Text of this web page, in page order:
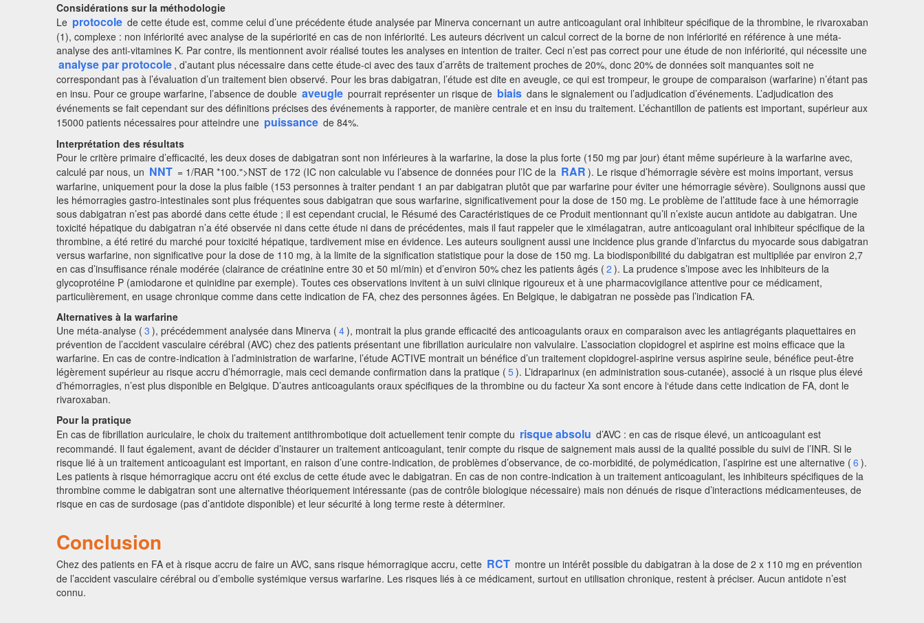
Considérations sur la méthodologie
Le protocole de cette étude est, comme celui d’une précédente étude analysée par Minerva concernant un autre anticoagulant oral inhibiteur spécifique de la thrombine, le rivaroxaban
(1), complexe : non infériorité avec analyse de la supériorité en cas de non infériorité. Les auteurs décrivent un calcul correct de la borne de non infériorité en référence à une méta-
analyse des anti-vitamines K. Par contre, ils mentionnent avoir réalisé toutes les analyses en intention de traiter. Ceci n’est pas correct pour une étude de non infériorité, qui nécessite une
analyse par protocole , d’autant plus nécessaire dans cette étude-ci avec des taux d’arrêts de traitement proches de 20%, donc 20% de données soit manquantes soit ne
correspondant pas à l’évaluation d’un traitement bien observé. Pour les bras dabigatran, l’étude est dite en aveugle, ce qui est trompeur, le groupe de comparaison (warfarine) n’étant pas
en insu. Pour ce groupe warfarine, l’absence de double aveugle pourrait représenter un risque de biais dans le signalement ou l’adjudication d’événements. L’adjudication des
événements se fait cependant sur des définitions précises des événements à rapporter, de manière centrale et en insu du traitement. L’échantillon de patients est important, supérieur aux
15000 patients nécessaires pour atteindre une puissance de 84%.
Interprétation des résultats
Pour le critère primaire d’efficacité, les deux doses de dabigatran sont non inférieures à la warfarine, la dose la plus forte (150 mg par jour) étant même supérieure à la warfarine avec,
calculé par nous, un NNT = 1/RAR *100.">NST de 172 (IC non calculable vu l’absence de données pour l’IC de la RAR ). Le risque d’hémorragie sévère est moins important, versus
warfarine, uniquement pour la dose la plus faible (153 personnes à traiter pendant 1 an par dabigatran plutôt que par warfarine pour éviter une hémorragie sévère). Soulignons aussi que
les hémorragies gastro-intestinales sont plus fréquentes sous dabigatran que sous warfarine, significativement pour la dose de 150 mg. Le problème de l’attitude face à une hémorragie
sous dabigatran n’est pas abordé dans cette étude ; il est cependant crucial, le Résumé des Caractéristiques de ce Produit mentionnant qu’il n’existe aucun antidote au dabigatran. Une
toxicité hépatique du dabigatran n’a été observée ni dans cette étude ni dans de précédentes, mais il faut rappeler que le ximélagatran, autre anticoagulant oral inhibiteur spécifique de la
thrombine, a été retiré du marché pour toxicité hépatique, tardivement mise en évidence. Les auteurs soulignent aussi une incidence plus grande d’infarctus du myocarde sous dabigatran
versus warfarine, non significative pour la dose de 110 mg, à la limite de la signification statistique pour la dose de 150 mg. La biodisponibilité du dabigatran est multipliée par environ 2,7
en cas d’insuffisance rénale modérée (clairance de créatinine entre 30 et 50 ml/min) et d’environ 50% chez les patients âgés ( 2 ). La prudence s’impose avec les inhibiteurs de la
glycoprotéine P (amiodarone et quinidine par exemple). Toutes ces observations invitent à un suivi clinique rigoureux et à une pharmacovigilance attentive pour ce médicament,
particulièrement, en usage chronique comme dans cette indication de FA, chez des personnes âgées. En Belgique, le dabigatran ne possède pas l’indication FA.
Alternatives à la warfarine
Une méta-analyse ( 3 ), précédemment analysée dans Minerva ( 4), montrait la plus grande efficacité des anticoagulants oraux en comparaison avec les antiagrégants plaquettaires en
prévention de l’accident vasculaire cérébral (AVC) chez des patients présentant une fibrillation auriculaire non valvulaire. L’association clopidogrel et aspirine est moins efficace que la
warfarine. En cas de contre-indication à l’administration de warfarine, l’étude ACTIVE montrait un bénéfice d’un traitement clopidogrel-aspirine versus aspirine seule, bénéfice peut-être
légèrement supérieur au risque accru d’hémorragie, mais ceci demande confirmation dans la pratique ( 5). L’idraparinux (en administration sous-cutanée), associé à un risque plus élevé
d’hémorragies, n’est plus disponible en Belgique. D’autres anticoagulants oraux spécifiques de la thrombine ou du facteur Xa sont encore à l‘étude dans cette indication de FA, dont le
rivaroxaban.
Pour la pratique
En cas de fibrillation auriculaire, le choix du traitement antithrombotique doit actuellement tenir compte du risque absolu d’AVC : en cas de risque élevé, un anticoagulant est
recommandé. Il faut également, avant de décider d’instaurer un traitement anticoagulant, tenir compte du risque de saignement mais aussi de la qualité possible du suivi de l’INR. Si le
risque lié à un traitement anticoagulant est important, en raison d’une contre-indication, de problèmes d’observance, de co-morbidité, de polymédication, l’aspirine est une alternative ( 6 ).
Les patients à risque hémorragique accru ont été exclus de cette étude avec le dabigatran. En cas de non contre-indication à un traitement anticoagulant, les inhibiteurs spécifiques de la
thrombine comme le dabigatran sont une alternative théoriquement intéressante (pas de contrôle biologique nécessaire) mais non dénués de risque d’interactions médicamenteuses, de
risque en cas de surdosage (pas d’antidote disponible) et leur sécurité à long terme reste à déterminer.
Conclusion
Chez des patients en FA et à risque accru de faire un AVC, sans risque hémorragique accru, cette RCT montre un intérêt possible du dabigatran à la dose de 2 x 110 mg en prévention
de l’accident vasculaire cérébral ou d’embolie systémique versus warfarine. Les risques liés à ce médicament, surtout en utilisation chronique, restent à préciser. Aucun antidote n’est
connu.